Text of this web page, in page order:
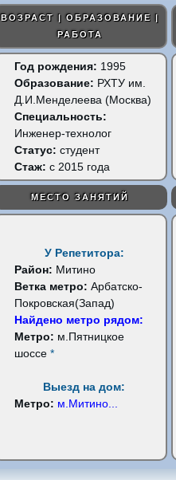
ВОЗРАСТ | ОБРАЗОВАНИЕ |
РАБОТА
Год рождения: 1995
Образование: РХТУ им.
Д.И.Менделеева (Москва)
Специальность:
Инженер-технолог
Статус:студент
Стаж: с 2015 года
МЕСТО ЗАНЯТИЙ
У Репетитора:
Район: Митино
Ветка метро:Арбатско-
Покровская(Запад)
Найдено метро рядом:
Метро: м.Пятницкое
шоссе*
Выезд на дом:
Метро: м.Митино